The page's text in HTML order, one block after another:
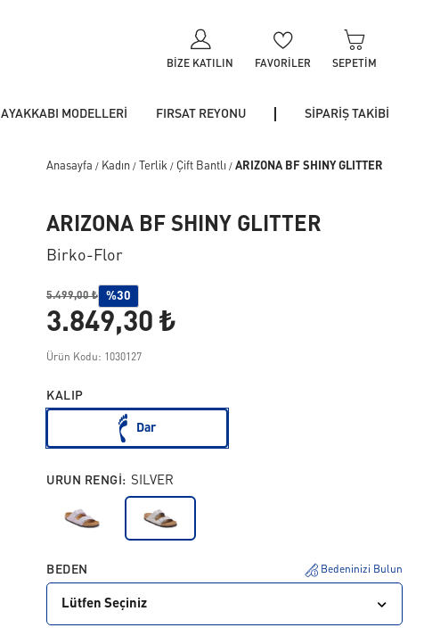
BIZE KATILIN FAVORILER SEPETIM
AYAKKABI MODELLERİ FIRSAT REYONU SİPARİŞ TAKİBİ
Anasayfa / Kadın / Terlik / Çift Bantlı / ARIZONA BF SHINY GLITTER
ARIZONA BF SHINY GLITTER
Birko-Flor
5.499,00 ₺ %30
3.849,30 ₺
Ürün Kodu: 1030127
KALIP
Dar
URUN RENGI: SILVER
BEDEN Bedeninizi Bulun
Lütfen Seçiniz